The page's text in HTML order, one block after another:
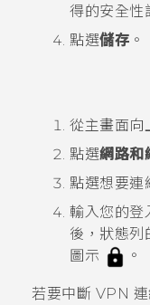
得的安全性
點選儲存 。
從主畫面向
點選網路和
點選想要連
輸入您的登
後，狀態列
圖示
。
若要中斷 VPN